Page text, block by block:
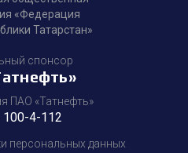
«Федерация
Татарстан»
спонсор
ПАО «Татнефть»
100-4-112
персональных данных